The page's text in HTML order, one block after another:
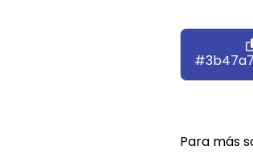
#3b47a7
Para más